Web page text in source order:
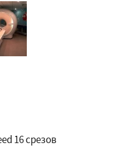
16 срезов